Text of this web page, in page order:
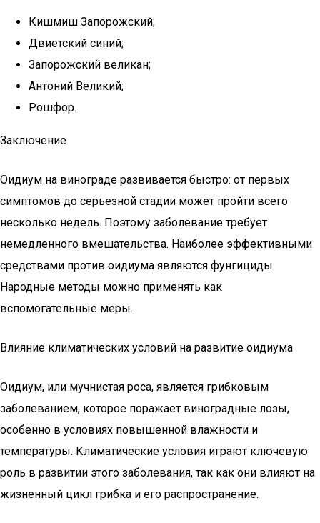
Кишмиш Запорожский;
Двиетский синий;
Запорожский великан;
Антоний Великий;
Рошфор.
Заключение
Оидиум на винограде развивается быстро: от первых
симптомов до серьезной стадии может пройти всего
несколько недель. Поэтому заболевание требует
немедленного вмешательства. Наиболее эффективными
средствами против оидиума являются фунгициды.
Народные методы можно применять как
вспомогательные меры.
Влияние климатических условий на развитие оидиума
Оидиум, или мучнистая роса, является грибковым
заболеванием, которое поражает виноградные лозы,
особенно в условиях повышенной влажности и
температуры. Климатические условия играют ключевую
роль в развитии этого заболевания, так как они влияют на
жизненный цикл грибка и его распространение.